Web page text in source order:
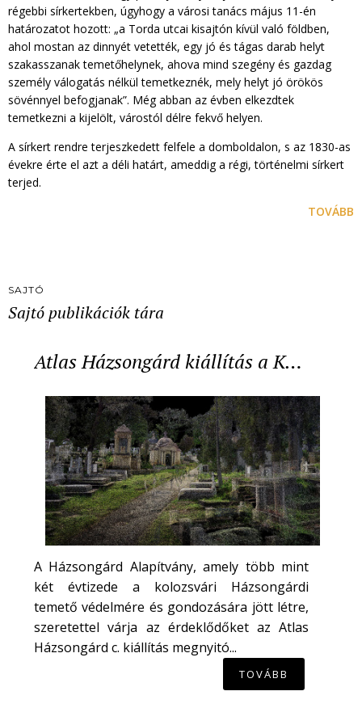
régebbi sírkertekben, úgyhogy a városi tanács május 11-én
határozatot hozott: „a Torda utcai kisajtón kívül való földben,
ahol mostan az dinnyét vetették, egy jó és tágas darab helyt
szakasszanak temetőhelynek, ahova mind szegény és gazdag
személy válogatás nélkül temetkeznék, mely helyt jó örökös
sövénnyel befogjanak”. Még abban az évben elkezdtek
temetkezni a kijelölt, várostól délre fekvő helyen.
A sírkert rendre terjeszkedett felfele a domboldalon, s az 1830-as
évekre érte el azt a déli határt, ameddig a régi, történelmi sírkert
terjed.
TOVÁBB
SAJTÓ
Sajtó publikációk tára
Atlas Házsongárd kiállítás a K…
A Házsongárd Alapítvány, amely több mint
két évtizede a kolozsvári Házsongárdi
temető védelmére és gondozására jött létre,
szeretettel várja az érdeklődőket az Atlas
Házsongárd c. kiállítás megnyitó...
TOVÁBB